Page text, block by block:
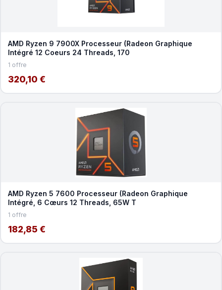
AMD Ryzen 9 7900X Processeur (Radeon Graphique
Intégré 12 Coeurs 24 Threads, 170
1 offre
320,10 €
AMD Ryzen 5 7600 Processeur (Radeon Graphique
Intégré, 6 Cœurs 12 Threads, 65W T
1 offre
182,85 €